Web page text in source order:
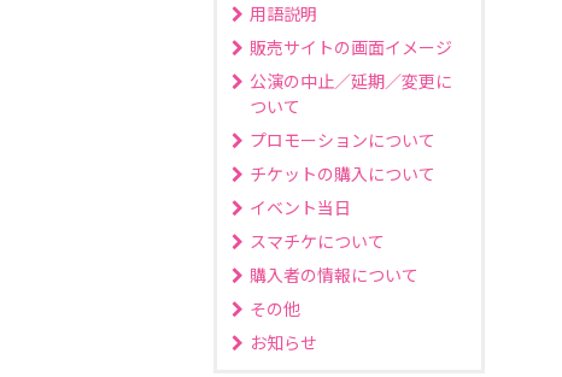
用語説明
販売サイトの画面イメージ
公演の中止／延期／変更に
ついて
プロモーションについて
チケットの購入について
イベント当日
スマチケについて
購入者の情報について
その他
お知らせ